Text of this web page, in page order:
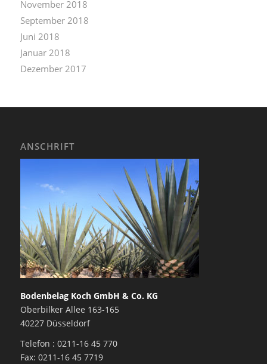
November 2018
September 2018
Juni 2018
Januar 2018
Dezember 2017
ANSCHRIFT
Bodenbelag Koch GmbH & Co. KG
Oberbilker Allee 163-165
40227 Düsseldorf
Telefon : 0211-16 45 770
Fax: 0211-16 45 7719